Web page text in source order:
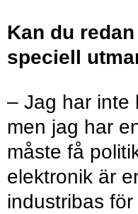
Kan du
speciell
– Jag har inte
men jag har
måste få
elektronik är
industribas